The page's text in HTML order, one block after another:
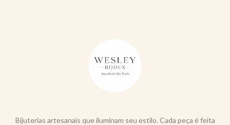
Bijuterias artesanais que iluminam seu estilo. Cada peça é feita